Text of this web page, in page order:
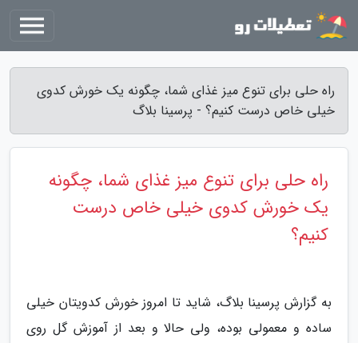
راه حلی برای تنوع میز غذای شما، چگونه یک خورش کدوی
خیلی خاص درست کنیم؟ - پرسینا بلاگ
راه حلی برای تنوع میز غذای شما، چگونه
یک خورش کدوی خیلی خاص درست
کنیم؟
به گزارش پرسینا بلاگ، شاید تا امروز خورش کدویتان خیلی
ساده و معمولی بوده، ولی حالا و بعد از آموزش گل روی